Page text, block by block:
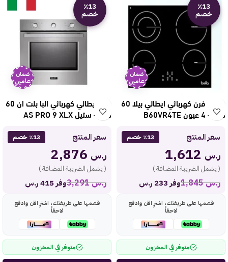
٪13
خصم
ضمان
عامين
سطح فرن كهربائي ايطالي بيلا 60
سم – 4 عيون B60VR4TE
سعر المنتج ٪13 خصم
ر.س
( يشمل الضريبة المضافة )
ر.س1,845 وفر 233 ر.س
قسّمها على طريقتك، اشترِ الآن وادفع
لاحقاً
متوفر في المخزون
٪13
خصم
ضمان
عامين
فرن ايطالي كهربائي البا بلت ان 60
سم – ستيل AS PRO 9 XLX
سعر المنتج ٪13 خصم
ر.س
( يشمل الضريبة المضافة )
ر.س3,291 وفر 415 ر.س
قسّمها على طريقتك، اشترِ الآن وادفع
لاحقاً
متوفر في المخزون